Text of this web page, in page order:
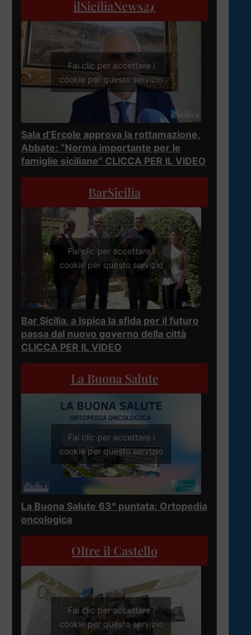
ilSiciliaNews24
Fai clic per accettare i
cookie per questo servizio
Sala d’Ercole approva la rottamazione,
Abbate: “Norma importante per le
famiglie siciliane” CLICCA PER IL VIDEO
BarSicilia
Fai clic per accettare i
cookie per questo servizio
Bar Sicilia, a Ispica la sfida per il futuro
passa dal nuovo governo della città
CLICCA PER IL VIDEO
La Buona Salute
Fai clic per accettare i
cookie per questo servizio
La Buona Salute 63° puntata: Ortopedia
oncologica
Oltre il Castello
Fai clic per accettare i
cookie per questo servizio